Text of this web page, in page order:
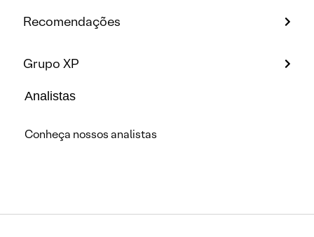
Recomendações
Grupo XP
Analistas
Conheça nossos analistas